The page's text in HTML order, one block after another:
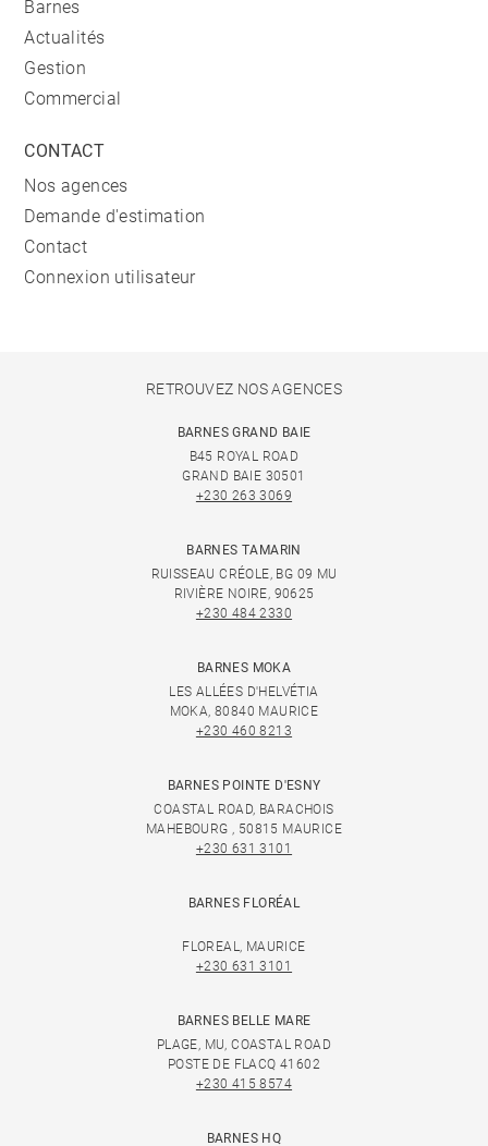
Barnes
Actualités
Gestion
Commercial
CONTACT
Nos agences
Demande d'estimation
Contact
Connexion utilisateur
RETROUVEZ NOS AGENCES
BARNES GRAND BAIE
B45 ROYAL ROAD
GRAND BAIE 30501
+230 263 3069
BARNES TAMARIN
RUISSEAU CRÉOLE, BG 09 MU
RIVIÈRE NOIRE, 90625
+230 484 2330
BARNES MOKA
LES ALLÉES D'HELVÉTIA
MOKA, 80840 MAURICE
+230 460 8213
BARNES POINTE D'ESNY
COASTAL ROAD, BARACHOIS
MAHEBOURG , 50815 MAURICE
+230 631 3101
BARNES FLORÉAL
FLOREAL, MAURICE
+230 631 3101
BARNES BELLE MARE
PLAGE, MU, COASTAL ROAD
POSTE DE FLACQ 41602
+230 415 8574
BARNES HQ